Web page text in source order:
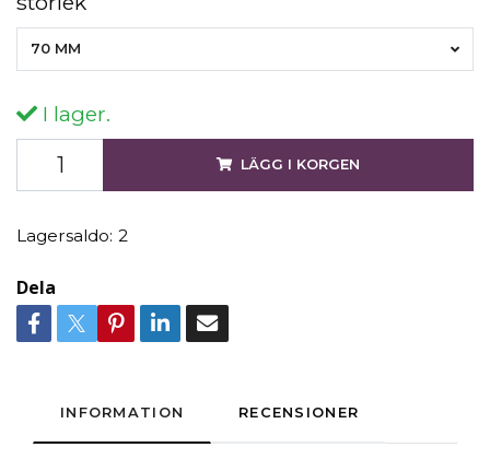
70 MM
I lager.
LÄGG I KORGEN
Lagersaldo: 2
Dela
INFORMATION RECENSIONER